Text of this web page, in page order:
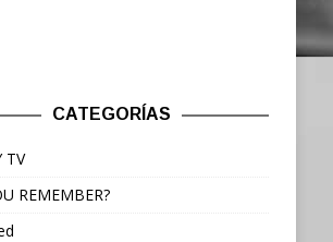
CATEGORÍAS
TV
REMEMBER?